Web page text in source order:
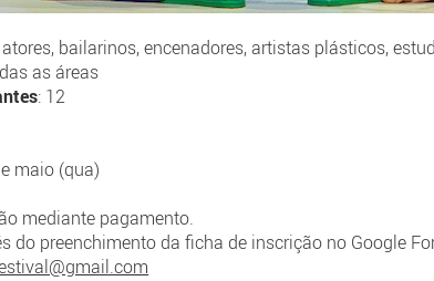
bailarinos, encenadores, artistas plásticos,
as áreas
: 12
maio (qua)
mediante pagamento.
do preenchimento da ficha de inscrição no Google